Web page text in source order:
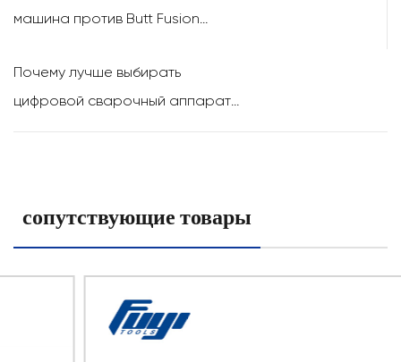
машина против Butt Fusion
проекта?
Почему лучше выбирать
цифровой сварочный аппарат
для раструбной сварки, а не
сопутствующие товары